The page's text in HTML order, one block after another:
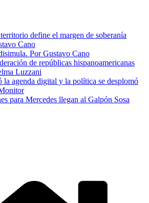
define el margen de soberanía
Cano
Por Gustavo Cano
de repúblicas hispanoamericanas
Luzzani
la agenda digital y la política se desplomó
para Mercedes llegan al Galpón Sosa